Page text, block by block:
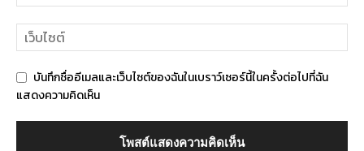
บันทึกชื่ออีเมลและเว็บไซต์ของฉันในเบราว์เซอร์นี้ในครั้งต่อไปที่ฉัน
แสดงความคิดเห็น